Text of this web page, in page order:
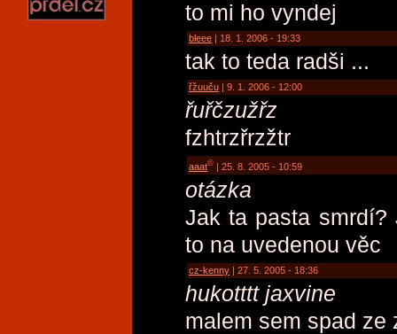
to mi ho vyndej
bleee | 18. 1. 2006 - 19:33
tak to teda radši ...
řžuuču | 9. 1. 2006 - 12:00
řuřčzužřz
fzhtrzřrzžtr
aaat© | 25. 8. 2005 - 10:59
otázka
Jak ta pasta
to na uvedenou věc
cz-kenny | 27. 5. 2005 - 18:36
hukotttt jaxvine
malem sem spad ze